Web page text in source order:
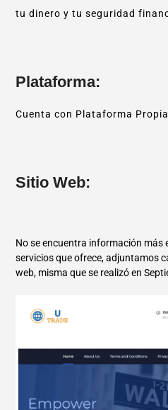
tu dinero y tu seguridad
Plataforma:
Cuenta con Plataforma
Sitio Web:
No se encuentra información más
servicios que ofrece, adjuntamos
web, misma que se realizó en